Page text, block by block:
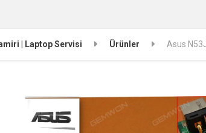
| Laptop Servisi Ürünler Asus